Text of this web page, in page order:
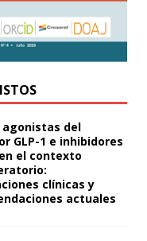
agonistas del
GLP-1 e inhibidores
en el contexto
clínicas y
actuales